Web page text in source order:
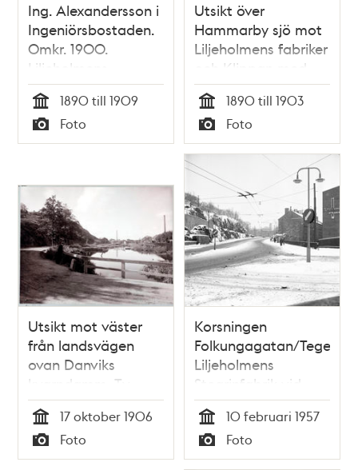
Ing. Alexandersson i
Ingeniörsbostaden.
Omkr. 1900.
Liljeholmens
Stearinfabrik,
Hovings Malmgård,
Danviksgatan 10
Tid
1890 till 1909
Typ
Foto
Utsikt över
Hammarby sjö mot
Liljeholmens fabriker
och Klippan med
kvarnen
Tid
1890 till 1903
Typ
Foto
Utsikt mot väster
från landsvägen
ovan Danviks
kvarndamm. T.v.
Danviksklippan och
t.h. Liljeholmens
stearinfabrik
Tid
17 oktober 1906
Typ
Foto
Korsningen
Folkungagatan/
Liljeholmens
Stearinfabrik vid
Danvikstull. Första
söndagen med fri
bensinförsäljning
efter oljekris
Tid
10 februari 1957
Typ
Foto